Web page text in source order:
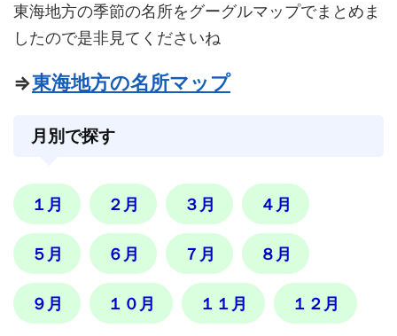
東海地方の季節の名所をグーグルマップでまとめま
したので是非見てくださいね
⇒東海地方の名所マップ
月別で探す
１月 ２月 ３月 ４月
５月 ６月 ７月 ８月
９月 １０月 １１月 １２月